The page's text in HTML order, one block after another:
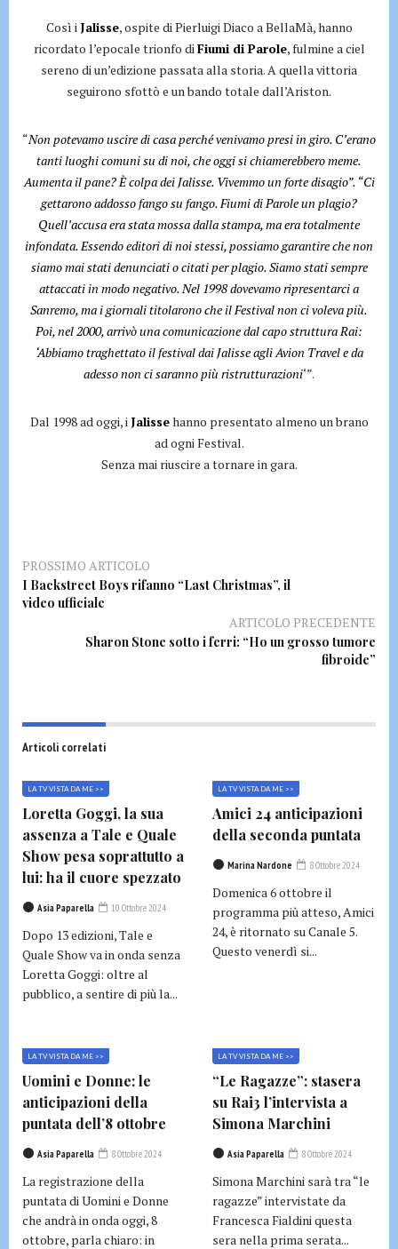
Così i Jalisse, ospite di Pierluigi Diaco a BellaMà, hanno
ricordato l’epocale trionfo diFiumi di Parole, fulmine a ciel
sereno di un’edizione passata alla storia. A quella vittoria
seguirono sfottò e un bando totale dall’Ariston.
“Non potevamo uscire di casa perché venivamo presi in giro. C’erano
tanti luoghi comuni su di noi, che oggi si chiamerebbero meme.
Aumenta il pane? È colpa dei Jalisse. Vivemmo un forte disagio”. “Ci
gettarono addosso fango su fango. Fiumi di Parole un plagio?
Quell’accusa era stata mossa dalla stampa, ma era totalmente
infondata. Essendo editori di noi stessi, possiamo garantire che non
siamo mai stati denunciati o citati per plagio. Siamo stati sempre
attaccati in modo negativo. Nel 1998 dovevamo ripresentarci a
Sanremo, ma i giornali titolarono che il Festival non ci voleva più.
Poi, nel 2000, arrivò una comunicazione dal capo struttura Rai:
‘Abbiamo traghettato il festival dai Jalisse agli Avion Travel e da
adesso non ci saranno più ristrutturazioni‘”.
Dal 1998 ad oggi, i Jalissehanno presentato almeno un brano
ad ogni Festival.
Senza mai riuscire a tornare in gara.
PROSSIMO ARTICOLO
I Backstreet Boys rifanno “Last Christmas”, il
video ufficiale
ARTICOLO PRECEDENTE
Sharon Stone sotto i ferri: “Ho un grosso tumore
fibroide”
Articoli correlati
LA TV VISTA DA ME >>
Loretta Goggi, la sua
assenza a Tale e Quale
Show pesa soprattutto a
lui: ha il cuore spezzato
Asia Paparella 10 Ottobre 2024
Dopo 13 edizioni, Tale e
Quale Show va in onda senza
Loretta Goggi: oltre al
pubblico, a sentire di più la...
LA TV VISTA DA ME >>
Amici 24 anticipazioni
della seconda puntata
Marina Nardone 8 Ottobre 2024
Domenica 6 ottobre il
programma più atteso, Amici
24, è ritornato su Canale 5.
Questo venerdì si...
LA TV VISTA DA ME >>
Uomini e Donne: le
anticipazioni della
puntata dell’8 ottobre
Asia Paparella 8 Ottobre 2024
La registrazione della
puntata di Uomini e Donne
che andrà in onda oggi, 8
ottobre, parla chiaro: in
LA TV VISTA DA ME >>
“Le Ragazze”: stasera
su Rai3 l’intervista a
Simona Marchini
Asia Paparella 8 Ottobre 2024
Simona Marchini sarà tra “le
ragazze” intervistate da
Francesca Fialdini questa
sera nella prima serata...